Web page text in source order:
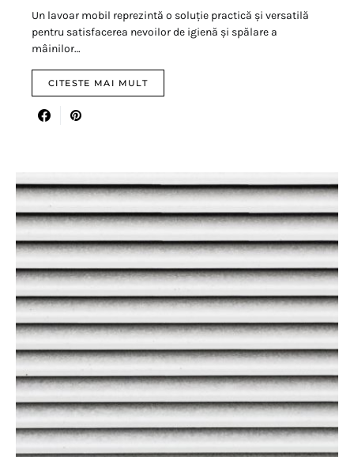
Un lavoar mobil reprezintă o soluție practică și versatilă
pentru satisfacerea nevoilor de igienă și spălare a
mâinilor…
CITESTE MAI MULT